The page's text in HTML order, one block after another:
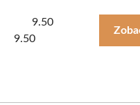
9.50
9.50